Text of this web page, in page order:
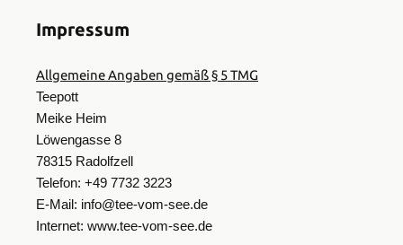
Impressum
Allgemeine Angaben gemäß § 5 TMG
Teepott
Meike Heim
Löwengasse 8
78315 Radolfzell
Telefon: +49 7732 3223
E-Mail: info@tee-vom-see.de
Internet: www.tee-vom-see.de